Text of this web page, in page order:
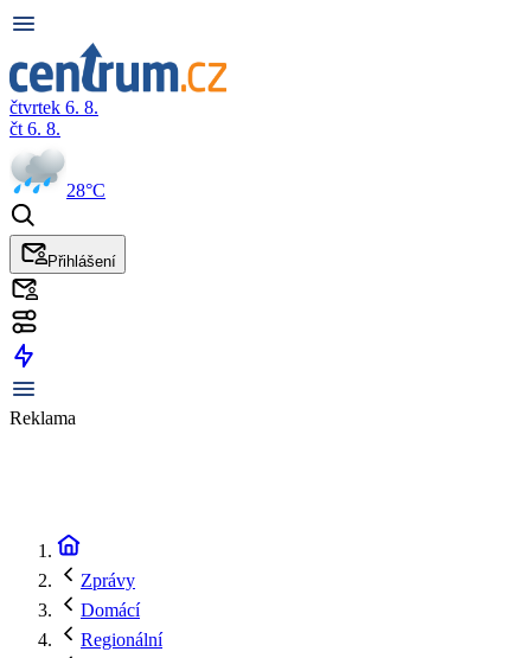
čtvrtek 6. 8.
čt 6. 8.
28°C
Přihlášení
Reklama
Zprávy
Domácí
Regionální